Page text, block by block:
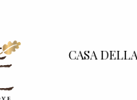
CASA DELLA